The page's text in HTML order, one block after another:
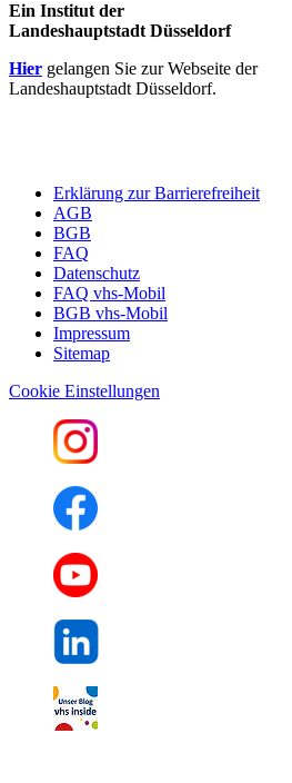
Ein Institut der
Landeshauptstadt Düsseldorf
Hier gelangen Sie zur Webseite der
Landeshauptstadt Düsseldorf.
Erklärung zur Barrierefreiheit
AGB
BGB
FAQ
Datenschutz
FAQ vhs-Mobil
BGB vhs-Mobil
Impressum
Sitemap
Cookie Einstellungen